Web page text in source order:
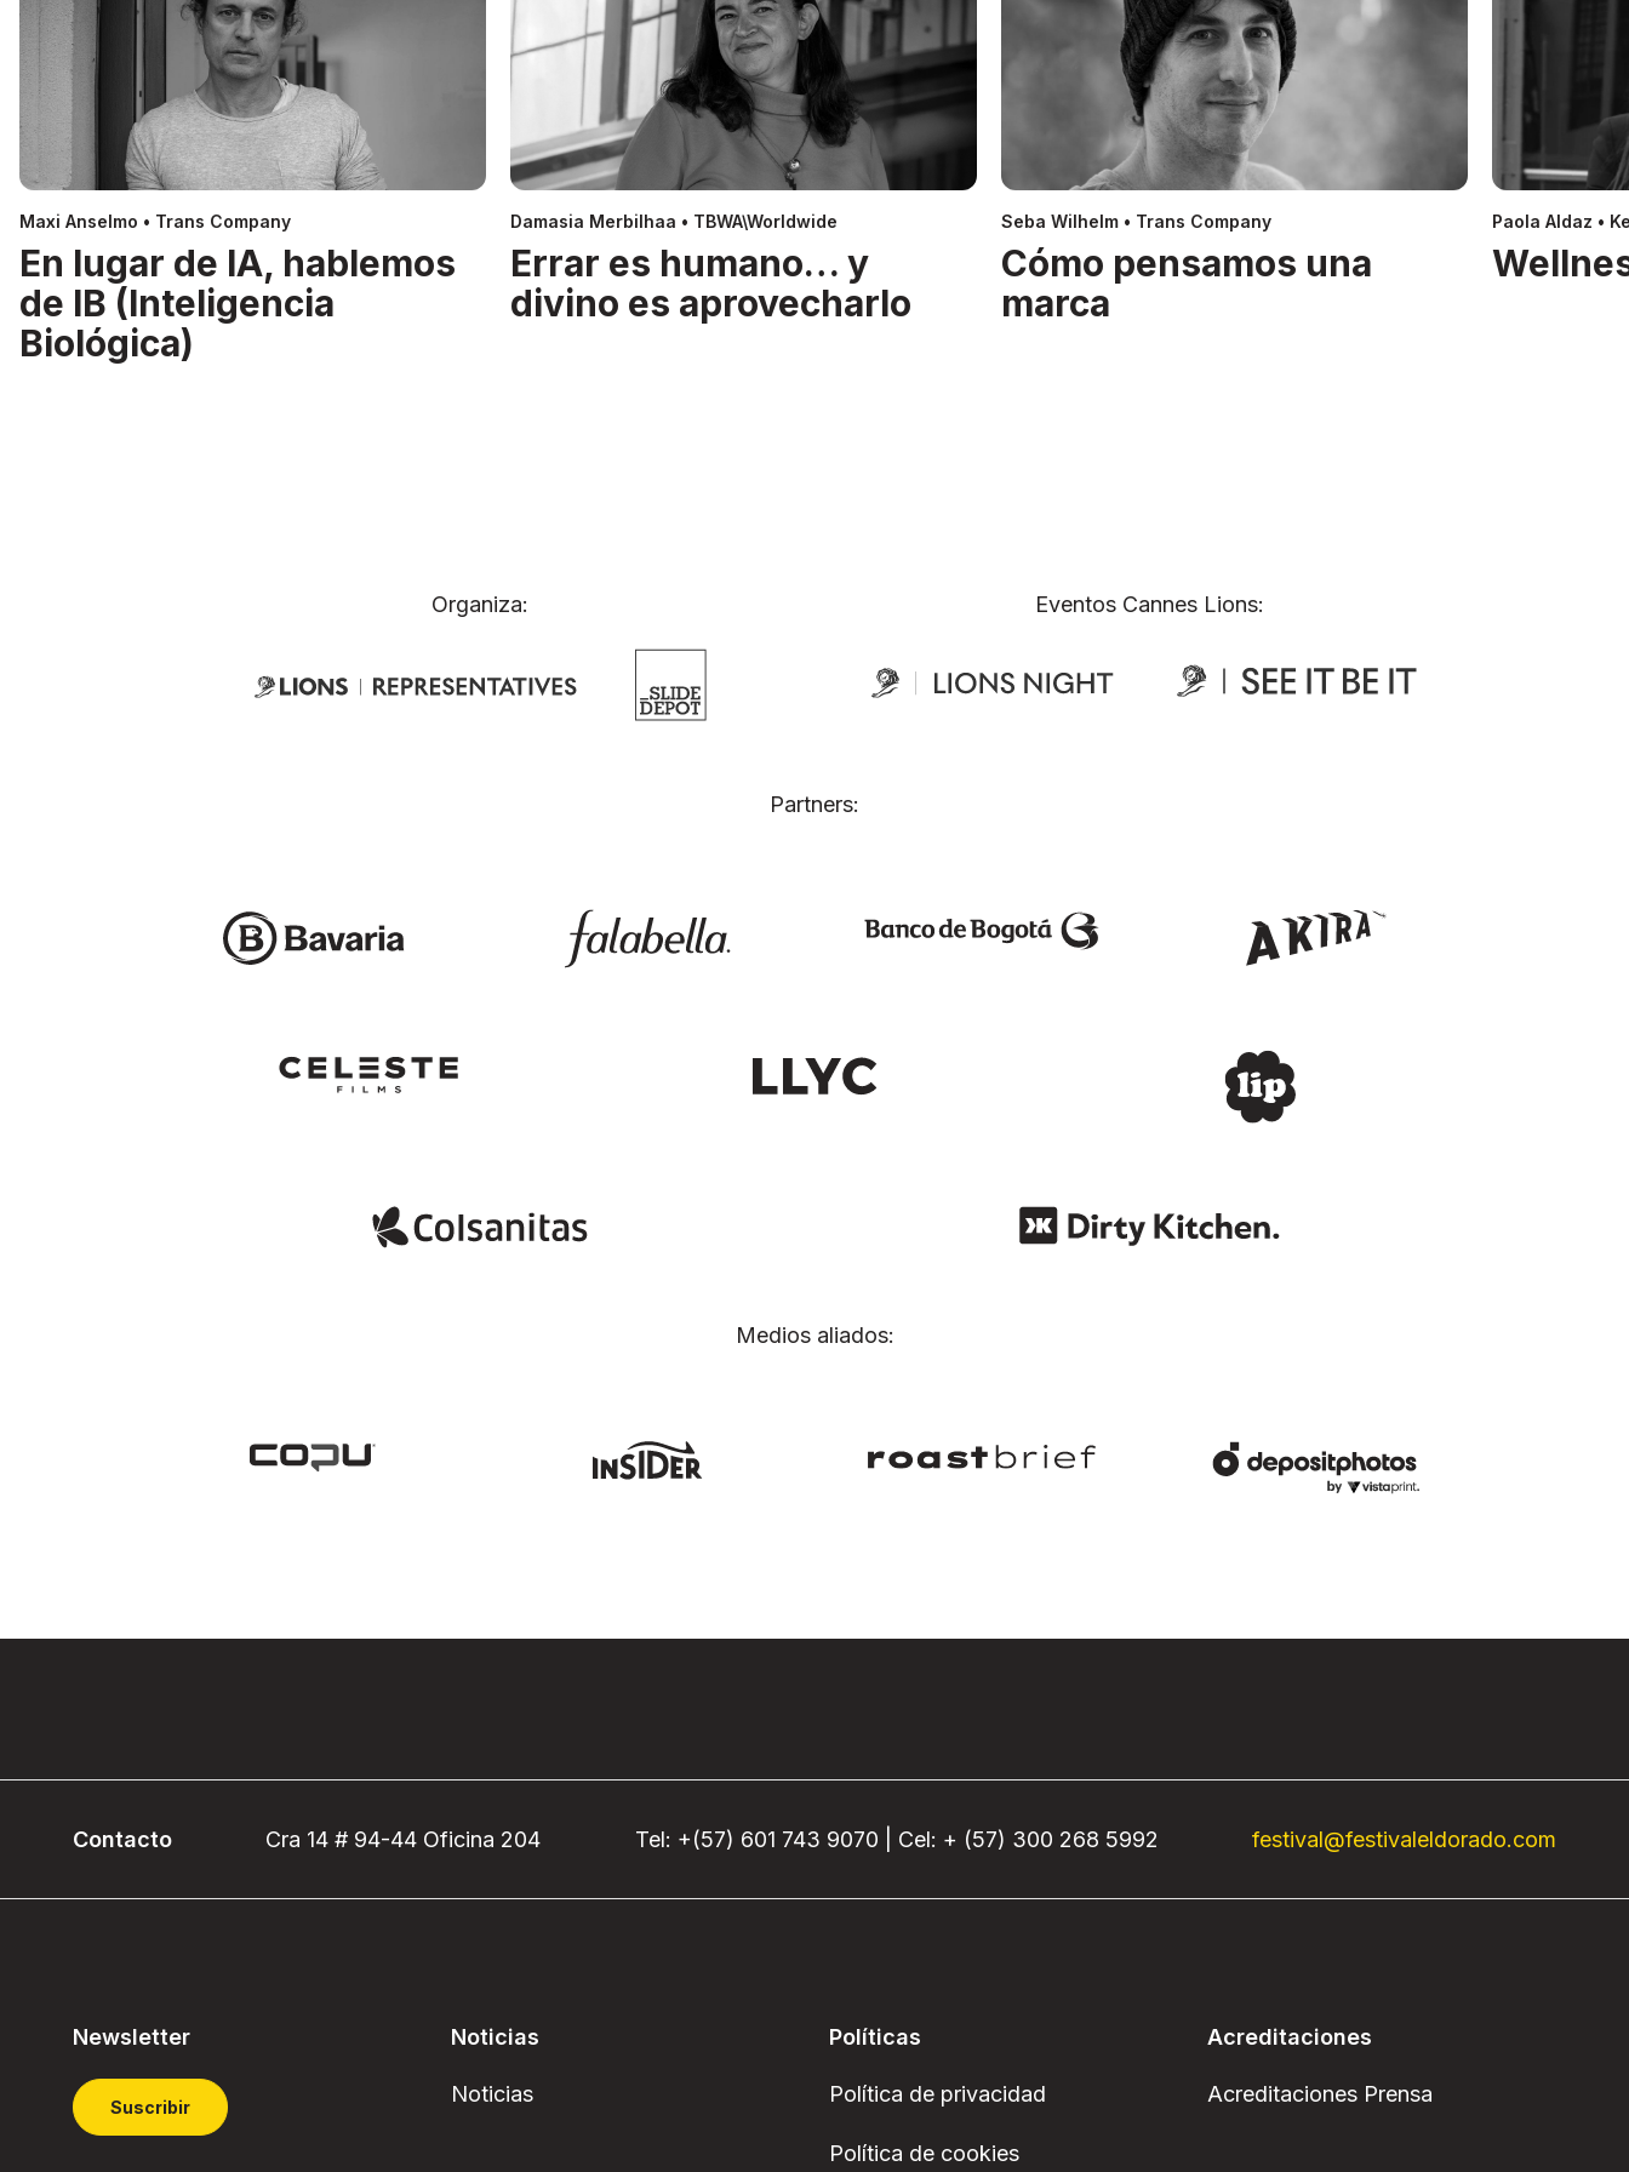
Maxi Anselmo • Trans Company
En lugar de IA, hablemos
de IB (Inteligencia
Biológica)
Damasia Merbilhaa • TBWA\Worldwide
Errar es humano… y
divino es aprovecharlo
Seba Wilhelm • Trans Company
Cómo pensamos una
marca
Paola Aldaz •
Organiza: Eventos Cannes Lions:
Partners:
Medios aliados:
Contacto Cra 14 # 94-44 Oficina 204 Tel: +(57) 601 743 9070 | Cel: + (57) 300 268 5992 festival@festivaleldorado.com
Newsletter
Suscribir
Noticias
Noticias
Políticas
Política de privacidad
Política de cookies
Acreditaciones
Acreditaciones Prensa